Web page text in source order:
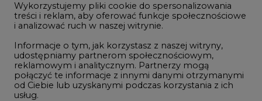
Studio CIRE
Rozmowy o energetyce
Gospodarka
Geopolityka
LTE450
Wykorzystujemy pliki cookie do spersonalizowania
treści i reklam, aby oferować funkcje społecznościowe
i analizować ruch w naszej witrynie.
Informacje o tym, jak korzystasz z naszej witryny,
udostępniamy partnerom społecznościowym,
reklamowym i analitycznym. Partnerzy mogą
połączyć te informacje z innymi danymi otrzymanymi
od Ciebie lub uzyskanymi podczas korzystania z ich
usług.